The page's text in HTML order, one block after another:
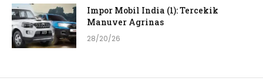
Impor Mobil India (1): Tercekik
Manuver Agrinas
28/20/26